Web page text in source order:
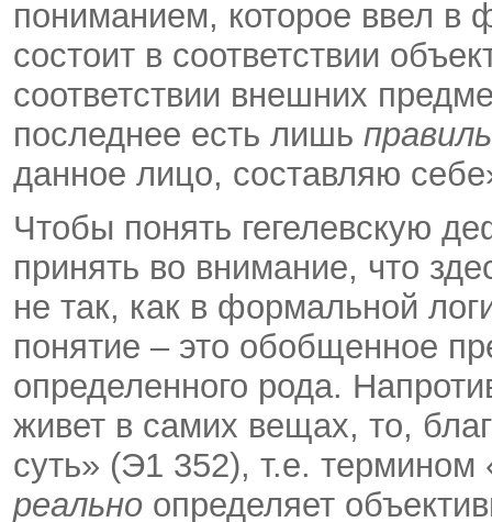
пониманием, которое ввел
состоит в соответствии
соответствии внешних
последнее есть лишь
данное лицо, составляю
Чтобы понять гегелевскую
принять во внимание, что
не так, как в формальной
понятие – это обобщенное
определенного рода.
живет в самих вещах, то,
суть» (Э1 352), т.е. термином
реально определяет